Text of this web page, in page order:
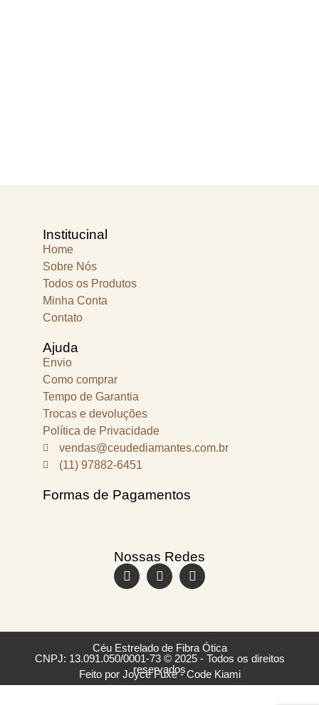
Institucinal
Home
Sobre Nós
Todos os Produtos
Minha Conta
Contato
Ajuda
Envio
Como comprar
Tempo de Garantia
Trocas e devoluções
Política de Privacidade
vendas@ceudediamantes.com.br
(11) 97882-6451
Formas de Pagamentos
Nossas Redes
Céu Estrelado de Fibra Ótica
CNPJ: 13.091.050/0001-73 © 2025 - Todos os direitos
reservados
Feito por Joyce Fuxe - Code Kiami